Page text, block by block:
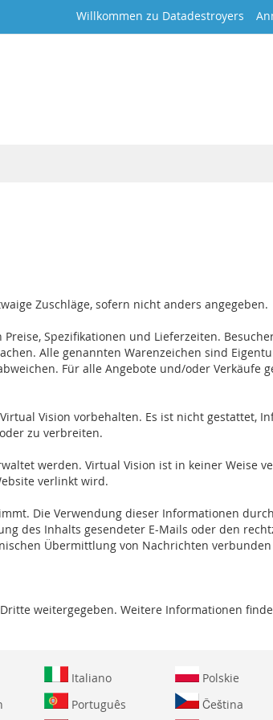
Willkommen zu Datadestroyers
Zuschläge, sofern nicht anders angegeben.
Spezifikationen und Lieferzeiten.
Alle genannten Warenzeichen sind
Für alle Angebote und/oder Verkäufe
Vision vorbehalten. Es ist nicht gestattet,
zu verbreiten.
werden. Virtual Vision ist in keiner Weise
verlinkt wird.
Die Verwendung dieser Informationen
des Inhalts gesendeter E-Mails oder den
Übermittlung von Nachrichten
weitergegeben. Weitere Informationen
Italiano
Português
Polskie
Čeština